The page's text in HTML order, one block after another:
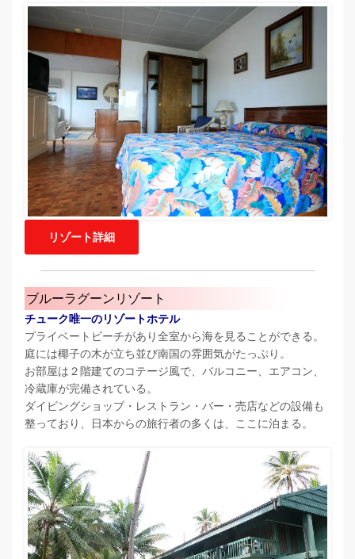
リゾート詳細
ブルーラグーンリゾート
チューク唯一のリゾートホテル
プライベートビーチがあり全室から海を見ることができる。
庭には椰子の木が立ち並び南国の雰囲気がたっぷり。
お部屋は２階建てのコテージ風で、バルコニー、エアコン、
冷蔵庫が完備されている。
ダイビングショップ・レストラン・バー・売店などの設備も
整っており、日本からの旅行者の多くは、ここに泊まる。